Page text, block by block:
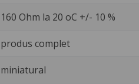
160 Ohm la 20 oC +/- 10 %
produs complet
miniatural